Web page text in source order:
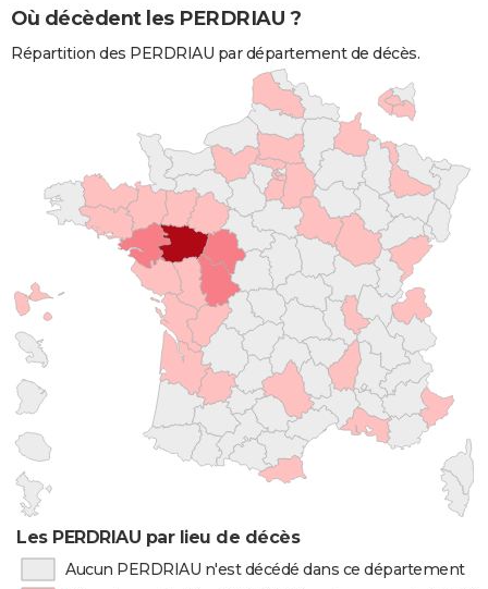
Où décèdent les PERDRIAU ?
Répartition des PERDRIAU par département de décès.
Les PERDRIAU par lieu de décès
Aucun PERDRIAU n'est décédé dans ce département